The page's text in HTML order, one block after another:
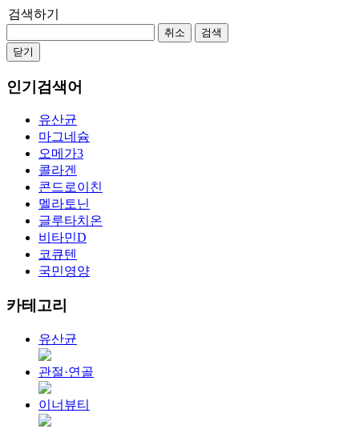
검색하기
취소
검색
닫기
인기검색어
유산균
마그네슘
오메가3
콜라겐
콘드로이친
멜라토닌
글루타치온
비타민D
코큐텐
국민영양
카테고리
유산균
관절·연골
이너뷰티